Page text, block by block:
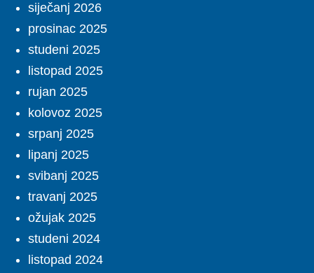
siječanj 2026
prosinac 2025
studeni 2025
listopad 2025
rujan 2025
kolovoz 2025
srpanj 2025
lipanj 2025
svibanj 2025
travanj 2025
ožujak 2025
studeni 2024
listopad 2024